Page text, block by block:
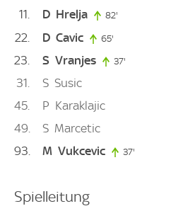
11
D Hrelja 82'
22 D Cavic 65'
23 S Vranjes 37'
31 S Susic
45
P Karaklajic
49
S Marcetic
93
M Vukcevic 37'
Spielleitung